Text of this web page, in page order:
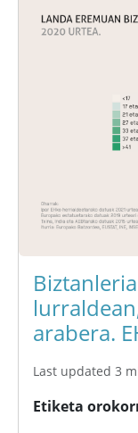
arabera.
Last updated 3
Etiketa